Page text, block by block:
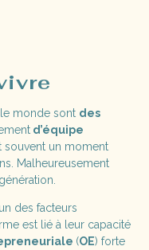
monde sont des
d’équipe
souvent un moment
Malheureusement
des facteurs
est lié à leur capacité
(OE) forte